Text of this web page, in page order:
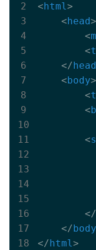
< html>
< head>
<
<
</ head
< body>
<
<
<
</
</ body
</ html>